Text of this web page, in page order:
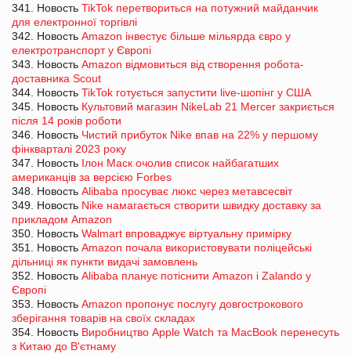
341. Новость TikTok перетвориться на потужний майданчик
для електронної торгівлі
342. Новость Amazon інвестує більше мільярда євро у
електротранспорт у Європі
343. Новость Amazon відмовиться від створення робота-
доставника Scout
344. Новость TikTok готується запустити live-шопінг у США
345. Новость Культовий магазин NikeLab 21 Mercer закриється
після 14 років роботи
346. Новость Чистий прибуток Nike впав на 22% у першому
фінкварталі 2023 року
347. Новость Ілон Маск очолив список найбагатших
американців за версією Forbes
348. Новость Alibaba просуває люкс через метавсесвіт
349. Новость Nike намагається створити швидку доставку за
прикладом Amazon
350. Новость Walmart впроваджує віртуальну примірку
351. Новость Amazon почала використовувати поліцейські
дільниці як пункти видачі замовлень
352. Новость Alibaba планує потіснити Amazon і Zalando у
Європі
353. Новость Amazon пропонує послугу довгострокового
зберігання товарів на своїх складах
354. Новость Виробництво Apple Watch та MacBook перенесуть
з Китаю до В'єтнаму